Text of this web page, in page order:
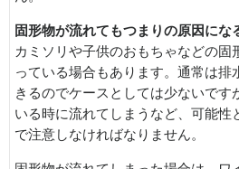
固形物が流れてもつまりの原因にな
カミソリや子供のおもちゃなどの固
っている場合もあります。通常は排
きるのでケースとしては少ないです
いる時に流れてしまうなど、可能性
で注意しなければなりません。